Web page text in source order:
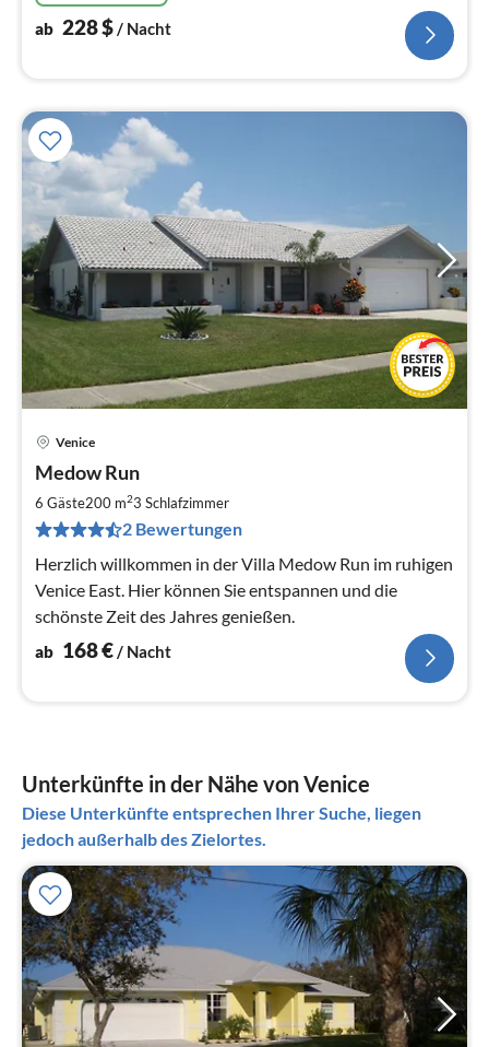
ab 228$/ Nacht
Venice
Medow Run
6 Gäste200 m23 Schlafzimmer
2 Bewertungen
Herzlich willkommen in der Villa Medow Run im ruhigen
Venice East. Hier können Sie entspannen und die
schönste Zeit des Jahres genießen.
ab 168€/ Nacht
Unterkünfte in der Nähe von Venice
Diese Unterkünfte entsprechen Ihrer Suche, liegen
jedoch außerhalb des Zielortes.